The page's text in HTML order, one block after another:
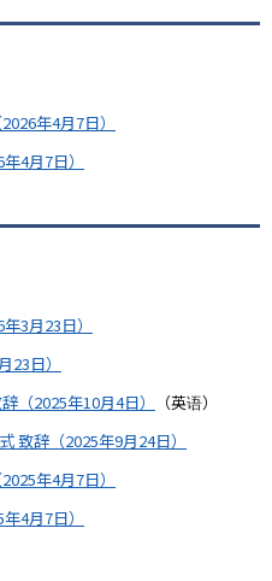
年4月7日）
4月7日）
3月23日）
日）
（2025年10月4日）
（英语）
致辞（2025年9月24日）
年4月7日）
4月7日）